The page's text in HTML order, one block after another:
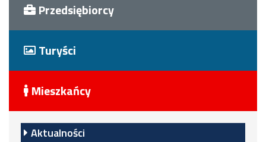
Przedsiębiorcy
Turyści
Mieszkańcy
Aktualności